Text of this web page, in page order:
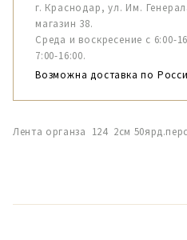
г. Краснодар, ул. Им.
магазин 38.
Среда и воскресение с 6:00-
7:00-16:00.
Возможна доставка по
Лента органза 124 2см